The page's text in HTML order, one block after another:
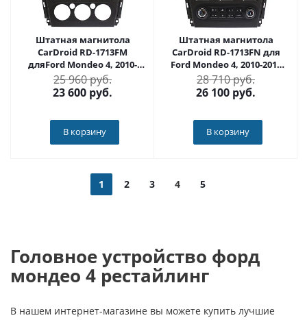
Штатная магнитола
CarDroid RD-1713FM
дляFord Mondeo 4, 2010-
2015 (Android 10)
25 960 руб.
23 600 руб.
В корзину
Штатная магнитола
CarDroid RD-1713FN для
Ford Mondeo 4, 2010-2015
(Android 10)
28 710 руб.
26 100 руб.
В корзину
1 2 3 4 5
Головное устройство форд
мондео 4 рестайлинг
В нашем интернет-магазине вы можете купить лучшие